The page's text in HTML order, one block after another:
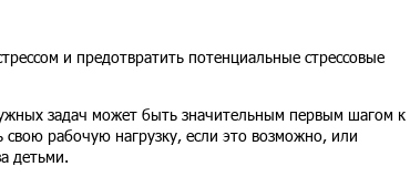
и предотвратить потенциальные стрессовые
задач может быть значительным первым шагом к
рабочую нагрузку, если это возможно, или
детьми.